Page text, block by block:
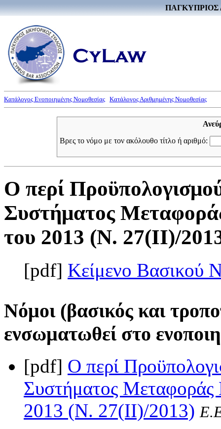
ΠΑΓΚΥΠΡΙΟΣ
Κατάλογος Ενοποιημένης Νομοθεσίας Κατάλογος Αριθμημένης Νομοθεσίας
Βρες το νόμο με τον ακόλουθο τίτλο ή αριθμό:
Ο περί
Συστήματος
του 2013 (Ν. 27(II)/
[pdf] Κείμενο Βασικού
Νόμοι (βασικός και
ενσωματωθεί στο
[pdf] Ο περί
Συστήματος
2013 (Ν. 27(II)/2013)